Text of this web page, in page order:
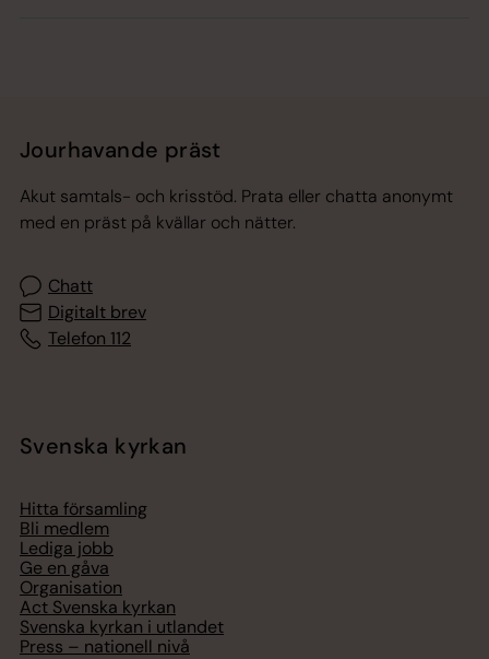
Jourhavande präst
Akut samtals- och krisstöd. Prata eller chatta anonymt
med en präst på kvällar och nätter.
Chatt
Digitalt brev
Telefon 112
Svenska kyrkan
Hitta församling
Bli medlem
Lediga jobb
Ge en gåva
Organisation
Act Svenska kyrkan
Svenska kyrkan i utlandet
Press – nationell nivå